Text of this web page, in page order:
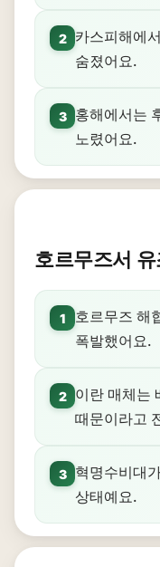
2
카스피해에
숨졌어요.
3
홍해에서는
노렸어요.
호르무즈서
1
호르무즈 해
폭발했어요.
2
이란 매체는
때문이라고
3
혁명수비대
상태예요.